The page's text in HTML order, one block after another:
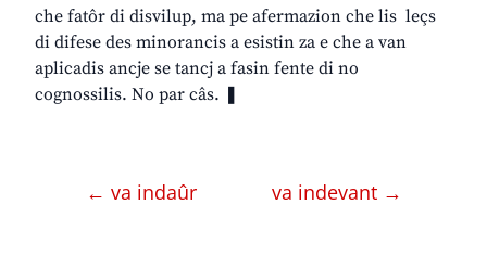
che fatôr di disvilup, ma pe afermazion che lis leçs
di difese des minorancis a esistin za e che a van
aplicadis ancje se tancj a fasin fente di no
cognossilis. No par câs. ❚
← va indaûr va indevant →